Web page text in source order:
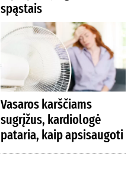
spąstais
Vasaros karščiams
sugrįžus, kardiologė
pataria, kaip apsisaugoti